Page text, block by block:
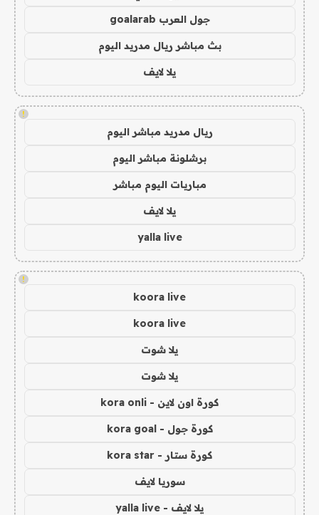
جول العرب goalarab
بث مباشر ريال مدريد اليوم
يلا لايف
!
ريال مدريد مباشر اليوم
برشلونة مباشر اليوم
مباريات اليوم مباشر
يلا لايف
yalla live
!
koora live
koora live
يلا شوت
يلا شوت
كورة اون لاين - kora onli
كورة جول - kora goal
كورة ستار - kora star
سوريا لايف
يلا لايف - yalla live